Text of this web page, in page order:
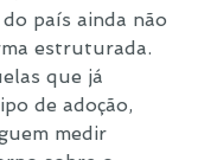
país ainda não
estruturada.
que já
de adoção,
medir